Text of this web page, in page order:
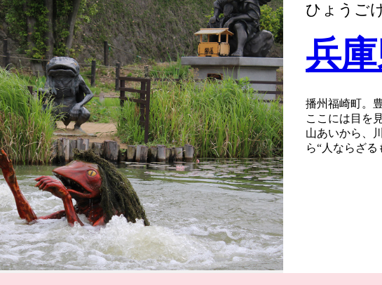
ひょうご
兵
播州福崎町。
ここには目を
山あいから、
ら“人ならざる